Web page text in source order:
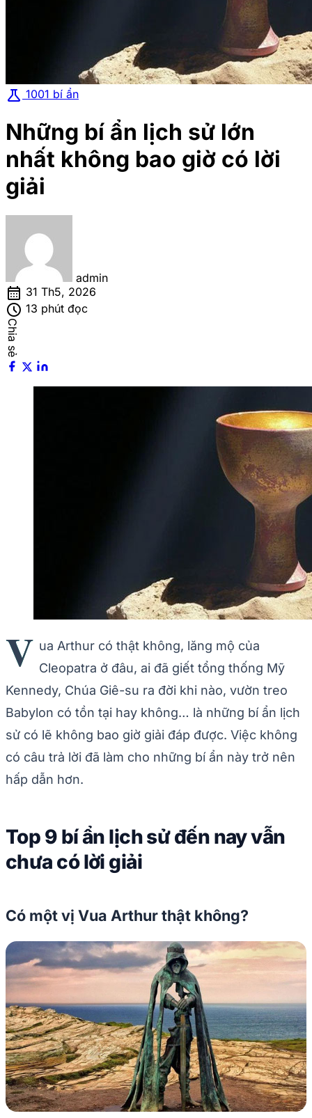
science 1001 bí ẩn
Những bí ẩn lịch sử lớn
nhất không bao giờ có lời
giải
admin
calendar_month 31 Th5, 2026
schedule 13 phút đọc
Chia sẻ
V ua Arthur có thật không, lăng mộ của
Cleopatra ở đâu, ai đã giết tổng thống Mỹ
Kennedy, Chúa Giê-su ra đời khi nào, vườn treo
Babylon có tồn tại hay không… là những bí ẩn lịch
sử có lẽ không bao giờ giải đáp được. Việc không
có câu trả lời đã làm cho những bí ẩn này trở nên
hấp dẫn hơn.
Top 9 bí ẩn lịch sử đến nay vẫn
chưa có lời giải
Có một vị Vua Arthur thật không?